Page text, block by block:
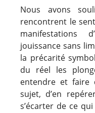
Nous avons
rencontrent le
manifestations
jouissance sans
la précarité
du réel les
entendre et faire
sujet, d’en
s’écarter de ce